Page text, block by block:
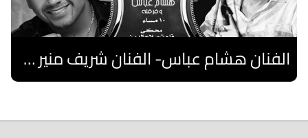
الفنان هشام عباس- الفنان شريف منير "نوستالجيا"- فرقة فلسطين